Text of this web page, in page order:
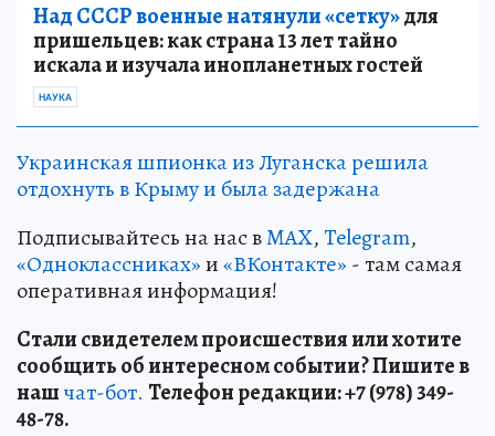
Над СССР военные натянули «сетку»для
пришельцев: как страна 13 лет тайно
искала и изучала инопланетных гостей
НАУКА
Украинская шпионка из Луганска решила
отдохнуть в Крыму и была задержана
Подписывайтесь на нас вMAX,Telegram,
«Одноклассниках»и«ВКонтакте» - там самая
оперативная информация!
Стали свидетелем происшествия или хотите
сообщить об интересном событии? Пишите в
нашчат-бот. Телефон редакции: +7 (978) 349-
48-78.